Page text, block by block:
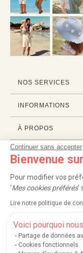
Continuer sans accepter
Bienvenue
Pour modifier vos
'Mes cookies préférés'
Lire notre politique de
Voici pourquoi
Partage de données
Cookies fonctionnels
NOS SERVICES
INFORMATIONS
À PROPOS
PROFESSIONNELS
LISTES CADEAUX
Service après-vente|
Mentions légales et
Nos